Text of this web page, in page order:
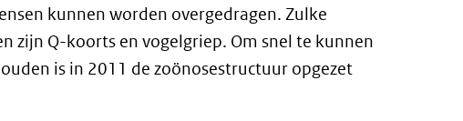
kunnen worden overgedragen. Zulke
zijn Q-koorts en vogelgriep. Om snel te kunnen
is in 2011 de zoönosestructuur opgezet